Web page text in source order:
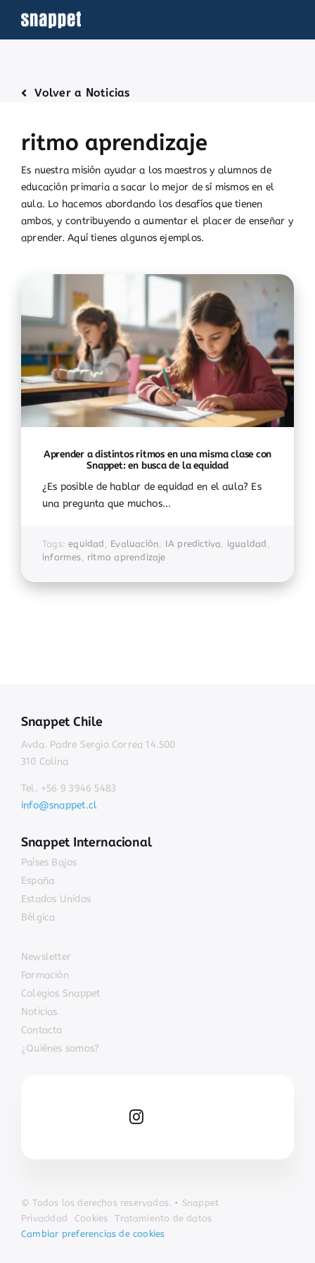
contenido
Volver a Noticias
ritmo aprendizaje
Es nuestra misión ayudar a los maestros y alumnos de
educación primaria a sacar lo mejor de sí mismos en el
aula. Lo hacemos abordando los desafíos que tienen
ambos, y contribuyendo a aumentar el placer de enseñar y
aprender. Aquí tienes algunos ejemplos.
Aprender a distintos ritmos en una misma clase con
Snappet: en busca de la equidad
¿Es posible de hablar de equidad en el aula? Es
una pregunta que muchos...
Tags:equidad, Evaluación, IA predictiva, igualdad,
informes, ritmo aprendizaje
Snappet Chile
Avda. Padre Sergio Correa 14.500
310 Colina
Tel. +56 9 3946 5483
info@snappet.cl
Snappet Internacional
Países Bajos
España
Estados Unidos
Bélgica
Newsletter
Formación
Colegios Snappet
Noticias
Contacto
¿Quiénes somos?
© Todos los derechos reservados. • Snappet
Privacidad
Cookies Tratamiento de datos
Cambiar preferencias de cookies